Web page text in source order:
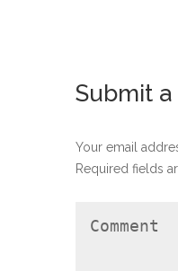
Submit
Your email
Required fields